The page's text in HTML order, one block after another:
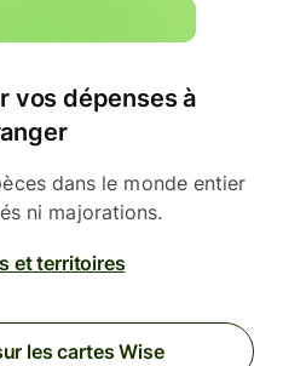
vos dépenses à
dans le monde entier
ni majorations.
et territoires
les cartes Wise